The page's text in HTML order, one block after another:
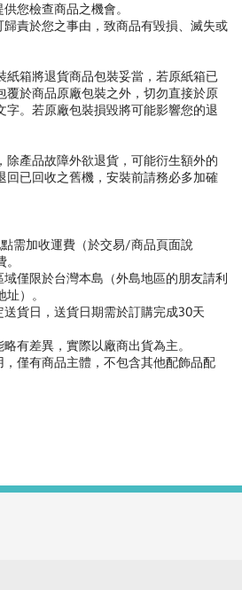
您檢查商品之機會。
責於您之事由，致商品有毀損、滅失或
紙箱將退貨商品包裝妥當，若原紙箱已
覆於商品原廠包裝之外，切勿直接於原
字。若原廠包裝損毀將可能影響您的退
除產品故障外欲退貨，可能衍生額外的
回已回收之舊機，安裝前請務必多加確
需加收運費（於交易/商品頁面說
僅限於台灣本島（外島地區的朋友請利
）。
貨日，送貨日期需於訂購完成30天
有差異，實際以廠商出貨為主。
僅有商品主體，不包含其他配飾品配